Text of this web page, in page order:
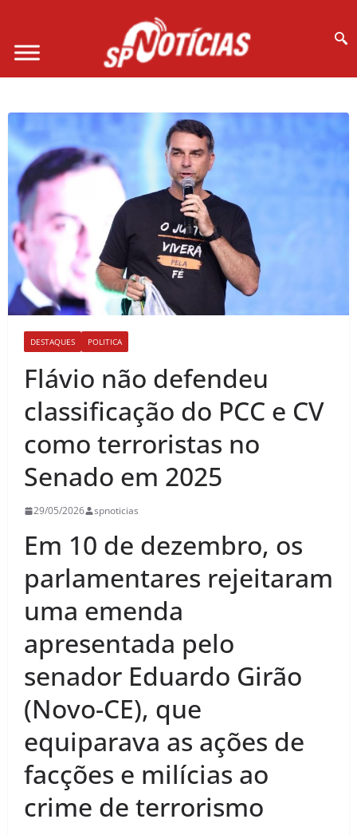
DESTAQUES POLITICA
Flávio não defendeu
classificação do PCC e CV
como terroristas no
Senado em 2025
29/05/2026 spnoticias
Em 10 de dezembro, os
parlamentares rejeitaram
uma emenda
apresentada pelo
senador Eduardo Girão
(Novo-CE), que
equiparava as ações de
facções e milícias ao
crime de terrorismo